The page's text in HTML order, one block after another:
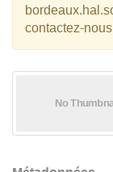
contactez-